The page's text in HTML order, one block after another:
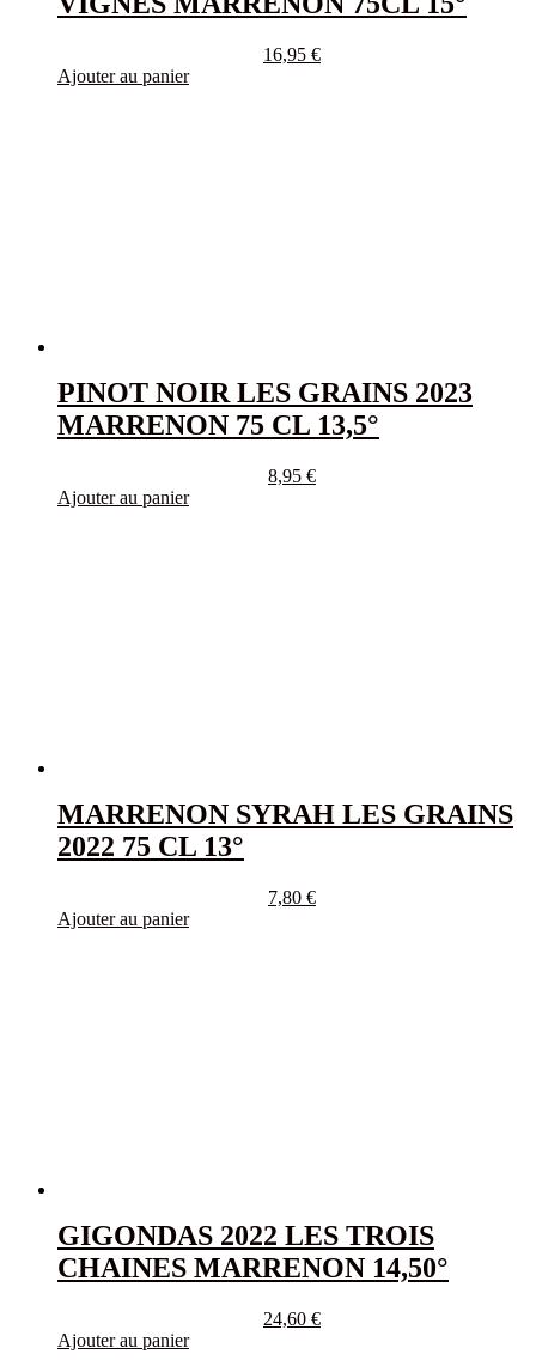
16,95 €
Ajouter au panier
PINOT NOIR LES GRAINS 2023
MARRENON 75 CL 13,5°
8,95 €
Ajouter au panier
MARRENON SYRAH LES GRAINS
2022 75 CL 13°
7,80 €
Ajouter au panier
GIGONDAS 2022 LES TROIS
CHAINES MARRENON 14,50°
24,60 €
Ajouter au panier